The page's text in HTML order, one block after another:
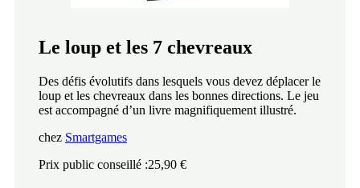
Le loup et les 7 chevreaux
Des défis évolutifs dans lesquels vous devez déplacer le
loup et les chevreaux dans les bonnes directions. Le jeu
est accompagné d’un livre magnifiquement illustré.
chez Smartgames
Prix public conseillé :25,90 €